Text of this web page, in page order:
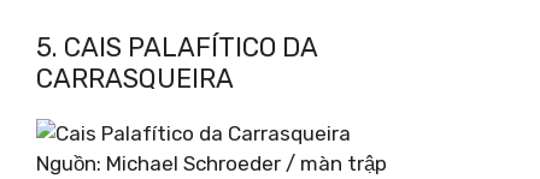
5. CAIS PALAFÍTICO DA
CARRASQUEIRA
Nguồn: Michael Schroeder / màn trập